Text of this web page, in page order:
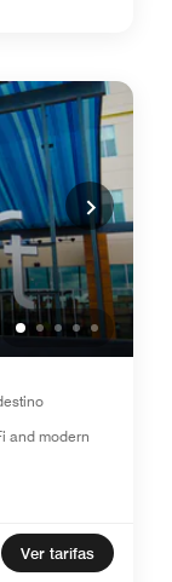
and modern
Ver tarifas